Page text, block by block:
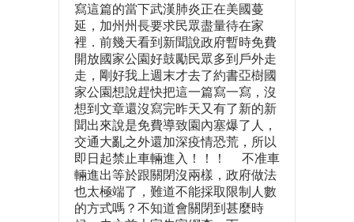
寫這篇的當下武漢肺炎正在美國蔓
延，加州州長要求民眾盡量待在家
裡．前幾天看到新聞說政府暫時免費
開放國家公園好鼓勵民眾多到戶外走
走，剛好我上週末才去了約書亞樹國
家公園想說趕快把這一篇寫一寫，沒
想到文章還沒寫完昨天又有了新的新
聞出來說是免費導致園內塞爆了人，
交通大亂之外還加深疫情恐荒，所以
即日起禁止車輛進入！！！ 不准車
輛進出等於跟關閉沒兩樣，政府做法
也太極端了，難道不能採取限制人數
的方式嗎？不知道會關閉到甚麼時